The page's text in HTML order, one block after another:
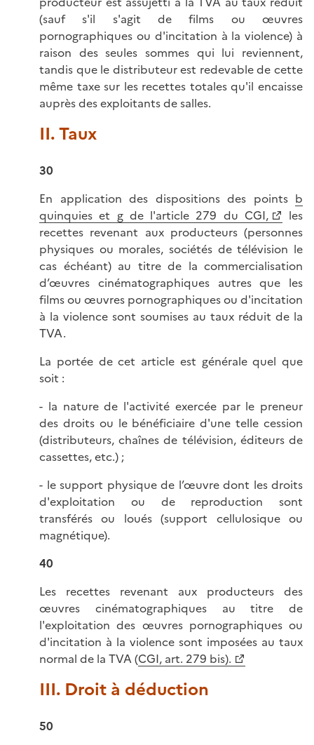
(sauf s'il s'agit de films ou œuvres
pornographiques ou d'incitation à la violence) à
raison des seules sommes qui lui reviennent,
tandis que le distributeur est redevable de cette
même taxe sur les recettes totales qu'il encaisse
auprès des exploitants de salles.
II. Taux
30
En application des dispositions des points b
quinquies et g de l'article 279 du CGI,
les
recettes revenant aux producteurs (personnes
physiques ou morales, sociétés de télévision le
cas échéant) au titre de la commercialisation
d’œuvres cinématographiques autres que les
films ou œuvres pornographiques ou d'incitation
à la violence sont soumises au taux réduit de la
TVA.
La portée de cet article est générale quel que
soit :
- la nature de l'activité exercée par le preneur
des droits ou le bénéficiaire d'une telle cession
(distributeurs, chaînes de télévision, éditeurs de
cassettes, etc.) ;
- le support physique de l’œuvre dont les droits
d'exploitation ou de reproduction sont
transférés ou loués (support cellulosique ou
magnétique).
40
Les recettes revenant aux producteurs des
œuvres cinématographiques au titre de
l'exploitation des œuvres pornographiques ou
d'incitation à la violence sont imposées au taux
normal de la TVA (CGI, art. 279 bis).
III. Droit à déduction
50